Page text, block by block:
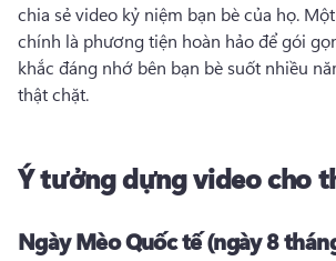
chia sẻ video kỷ niệm bạn bè của họ. Một
chính là phương tiện hoàn hảo để gói
khắc đáng nhớ bên bạn bè suốt nhiều
thật chặt.
Ý tưởng dựng video cho
Ngày Mèo Quốc tế (ngày 8